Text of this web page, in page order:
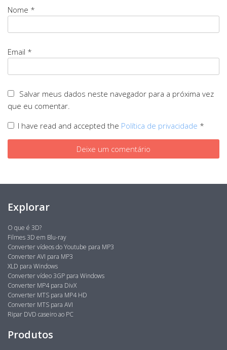
Nome *
Email *
Salvar meus dados neste navegador para a próxima vez
que eu comentar.
I have read and accepted the Política de privacidade *
Explorar
O que é 3D?
Filmes 3D em Blu-ray
Converter vídeos do Youtube para MP3
Converter AVI para MP3
XLD para Windows
Converter vídeo 3GP para Windows
Converter MP4 para DivX
Converter MTS para MP4 HD
Converter MTS para AVI
Ripar DVD caseiro ao PC
Produtos